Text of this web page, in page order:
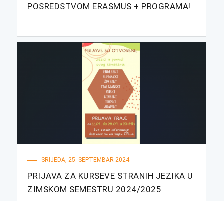
POSREDSTVOM ERASMUS + PROGRAMA!
SRIJEDA, 25. SEPTEMBAR 2024.
PRIJAVA ZA KURSEVE STRANIH JEZIKA U
ZIMSKOM SEMESTRU 2024/2025